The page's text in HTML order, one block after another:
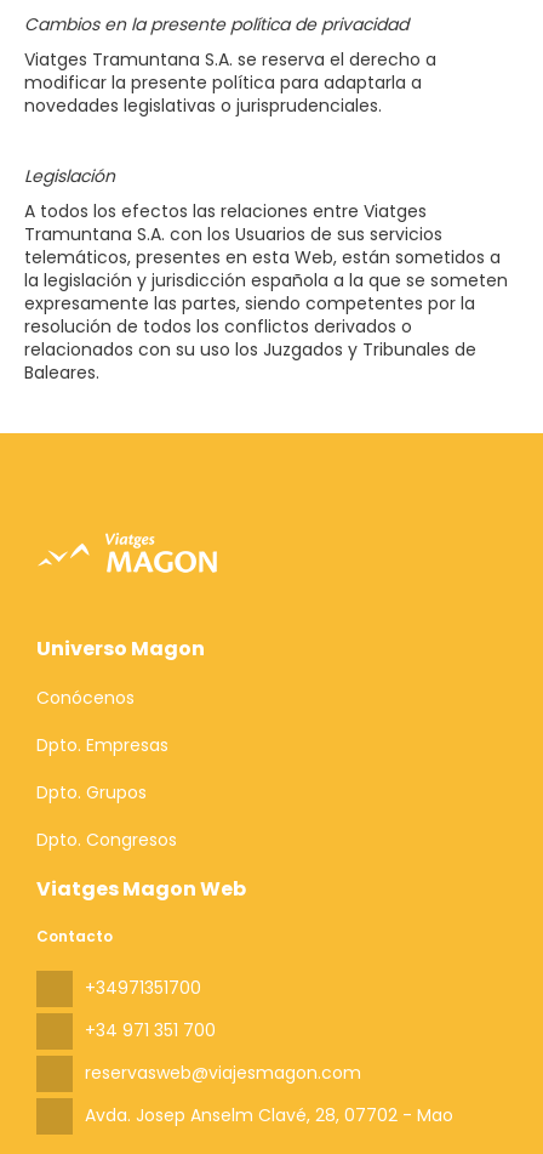
Cambios en la presente política de privacidad
Viatges Tramuntana S.A. se reserva el derecho a
modificar la presente política para adaptarla a
novedades legislativas o jurisprudenciales.
Legislación
A todos los efectos las relaciones entre Viatges
Tramuntana S.A. con los Usuarios de sus servicios
telemáticos, presentes en esta Web, están sometidos a
la legislación y jurisdicción española a la que se someten
expresamente las partes, siendo competentes por la
resolución de todos los conflictos derivados o
relacionados con su uso los Juzgados y Tribunales de
Baleares.
Viatges Magon Web
Contacto
+34971351700
+34 971 351 700
reservasweb@viajesmagon.com
Avda. Josep Anselm Clavé, 28, 07702 - Mao
Universo Magon
Conócenos
Dpto. Empresas
Dpto. Grupos
Dpto. Congresos